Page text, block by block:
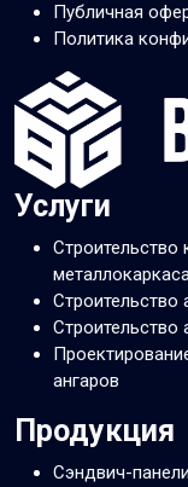
Публичная
Политика
Услуги
Строительство
Строительство
Строительство
ангаров
Продукция
Сэндвич-панели